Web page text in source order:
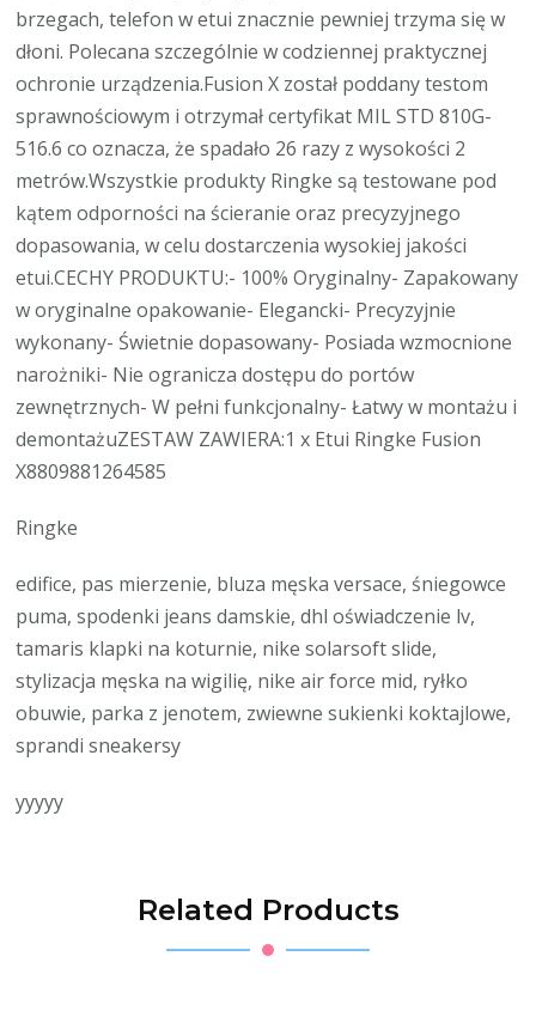
brzegach, telefon w etui znacznie pewniej trzyma się w
dłoni. Polecana szczególnie w codziennej praktycznej
ochronie urządzenia.Fusion X został poddany testom
sprawnościowym i otrzymał certyfikat MIL STD 810G-
516.6 co oznacza, że spadało 26 razy z wysokości 2
metrów.Wszystkie produkty Ringke są testowane pod
kątem odporności na ścieranie oraz precyzyjnego
dopasowania, w celu dostarczenia wysokiej jakości
etui.CECHY PRODUKTU:- 100% Oryginalny- Zapakowany
w oryginalne opakowanie- Elegancki- Precyzyjnie
wykonany- Świetnie dopasowany- Posiada wzmocnione
narożniki- Nie ogranicza dostępu do portów
zewnętrznych- W pełni funkcjonalny- Łatwy w montażu i
demontażuZESTAW ZAWIERA:1 x Etui Ringke Fusion
X8809881264585
Ringke
edifice, pas mierzenie, bluza męska versace, śniegowce
puma, spodenki jeans damskie, dhl oświadczenie lv,
tamaris klapki na koturnie, nike solarsoft slide,
stylizacja męska na wigilię, nike air force mid, ryłko
obuwie, parka z jenotem, zwiewne sukienki koktajlowe,
sprandi sneakersy
yyyyy
Related Products